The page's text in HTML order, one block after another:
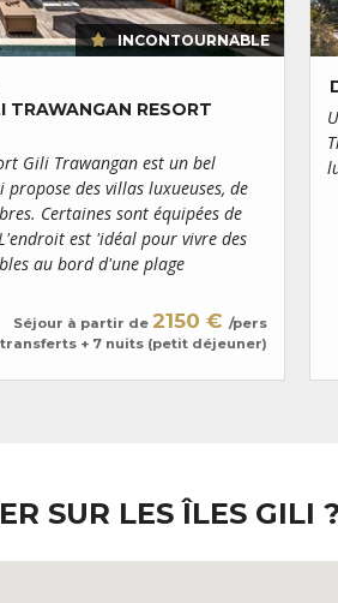
aquatique foisonnante. En fin
coucher de soleil avec, en
INCONTOURNABLE
TRAWANGAN RESORT
Gili Trawangan est un bel
des villas luxueuses, de
Certaines sont équipées de
est 'idéal pour vivre des
au bord d'une plage
Séjour à partir de 2150 € /pers
transferts + 7 nuits (petit déjeuner)
SUR LES ÎLES GILI